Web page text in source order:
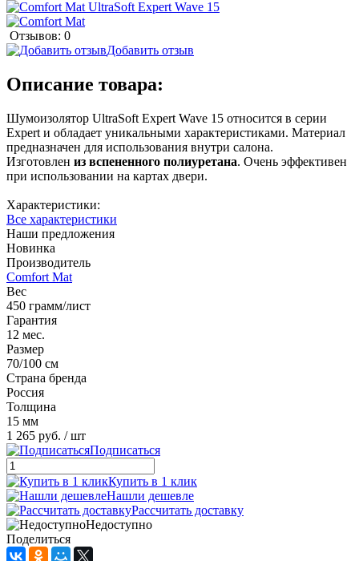
Отзывов: 0
Добавить отзыв
Описание товара:
Шумоизолятор UltraSoft Expert Wave 15 относится в серии
Expert и обладает уникальными характеристиками. Материал
предназначен для использования внутри салона.
Изготовлен из вспененного полиуретана. Очень эффективен
при использовании на картах двери.
Характеристики:
Все характеристики
Наши предложения
Новинка
Производитель
Comfort Mat
Вес
450 грамм/лист
Гарантия
12 мес.
Размер
70/100 см
Страна бренда
Россия
Толщина
15 мм
1 265 руб. / шт
Подписаться
Купить в 1 клик
Нашли дешевле
Рассчитать доставку
Недоступно
Поделиться